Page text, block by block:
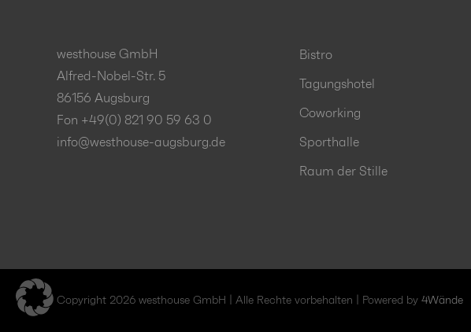
westhouse GmbH
Alfred-Nobel-Str. 5
86156 Augsburg
Fon +49(0) 821 90 59 63 0
info@westhouse-augsburg.de
Bistro
Tagungshotel
Coworking
Sporthalle
Raum der Stille
Copyright 2026 westhouse GmbH | Alle Rechte vorbehalten | Powered by 4Wände